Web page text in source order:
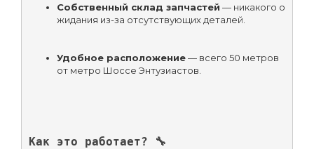
Собственный склад запчастей — никакого о
жидания из-за отсутствующих деталей.
Удобное расположение — всего 50 метров
от метро Шоссе Энтузиастов.
Как это работает? 🔧